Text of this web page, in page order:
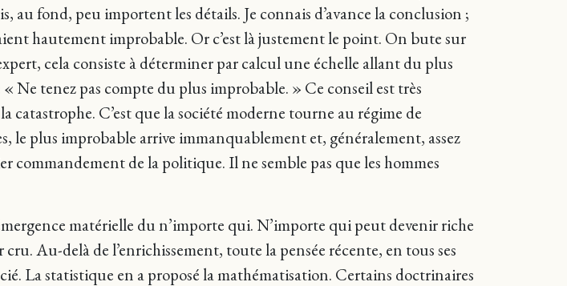
au fond, peu importent les détails. Je connais d’avance la conclusion ;
hautement improbable. Or c’est là justement le point. On bute sur
cela consiste à déterminer par calcul une échelle allant du plus
Ne tenez pas compte du plus improbable. » Ce conseil est très
C’est que la société moderne tourne au régime de
le plus improbable arrive immanquablement et, généralement, assez
commandement de la politique. Il ne semble pas que les hommes
matérielle du n’importe qui. N’importe qui peut devenir riche
Au-delà de l’enrichissement, toute la pensée récente, en tous ses
La statistique en a proposé la mathématisation. Certains doctrinaires